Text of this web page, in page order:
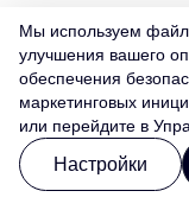
Мы используем
улучшения вашего
обеспечения
маркетинговых
или перейдите в
Настройки